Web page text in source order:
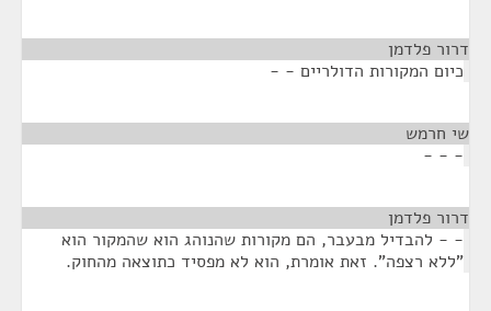
דרור פלדמן
כיום המקורות הדולריים - -
שי חרמש
- - -
דרור פלדמן
- - להבדיל מבעבר, הם מקורות שהנוהג הוא שהמקור הוא
"ללא רצפה". זאת אומרת, הוא לא מפסיד כתוצאה מהחוק.